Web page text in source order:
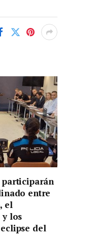
participarán
entre
el
los
del